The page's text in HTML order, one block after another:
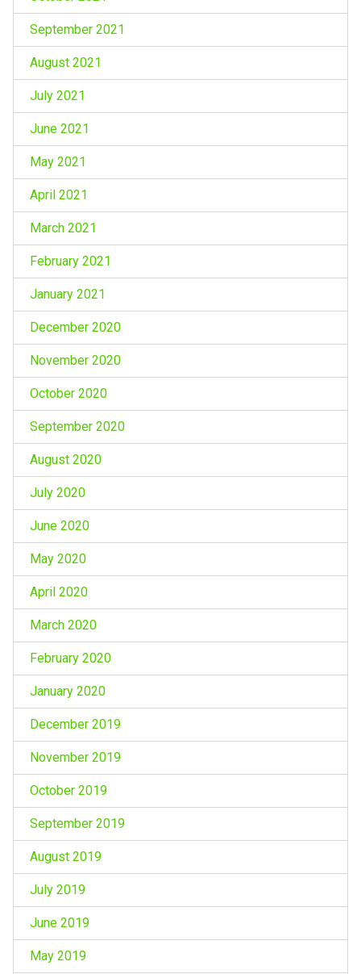
September 2021
August 2021
July 2021
June 2021
May 2021
April 2021
March 2021
February 2021
January 2021
December 2020
November 2020
October 2020
September 2020
August 2020
July 2020
June 2020
May 2020
April 2020
March 2020
February 2020
January 2020
December 2019
November 2019
October 2019
September 2019
August 2019
July 2019
June 2019
May 2019